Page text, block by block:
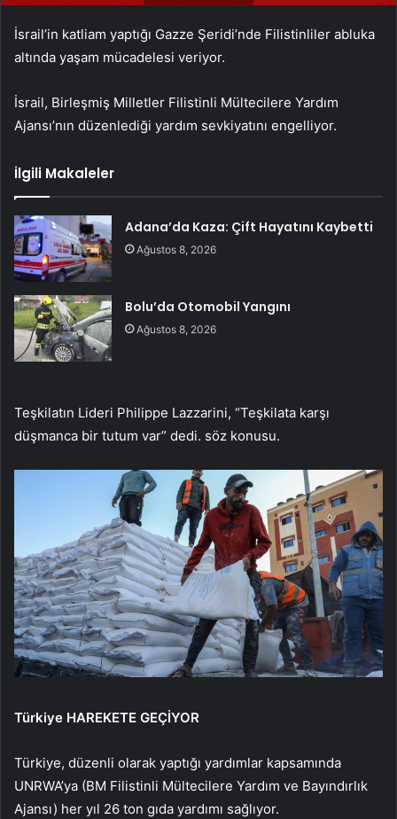
İsrail’in katliam yaptığı Gazze Şeridi’nde Filistinliler abluka
altında yaşam mücadelesi veriyor.
İsrail, Birleşmiş Milletler Filistinli Mültecilere Yardım
Ajansı’nın düzenlediği yardım sevkiyatını engelliyor.
İlgili Makaleler
Adana’da Kaza: Çift Hayatını Kaybetti
Ağustos 8, 2026
Bolu’da Otomobil Yangını
Ağustos 8, 2026
Teşkilatın Lideri Philippe Lazzarini, “Teşkilata karşı
düşmanca bir tutum var” dedi. söz konusu.
Türkiye HAREKETE GEÇİYOR
Türkiye, düzenli olarak yaptığı yardımlar kapsamında
UNRWA’ya (BM Filistinli Mültecilere Yardım ve Bayındırlık
Ajansı) her yıl 26 ton gıda yardımı sağlıyor.